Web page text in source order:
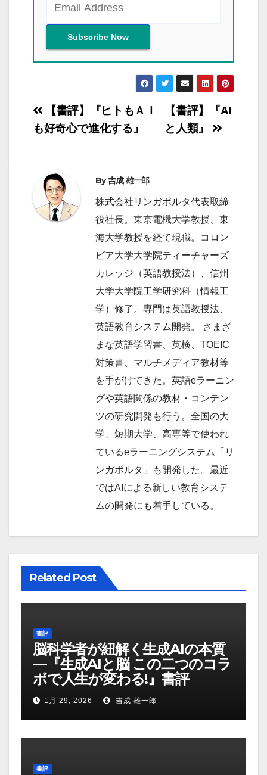
投
稿
ビ
ゲ
ー
【書評】『AI
と人類』
【書評】『ヒトもＡＩ
も好奇心で進化する』
By吉成 雄一郎
株式会社リンガポルタ代表取締
役社長。東京電機大学教授、東
海大学教授を経て現職。コロン
ビア大学大学院ティーチャーズ
カレッジ（英語教授法）、信州
大学大学院工学研究科（情報工
学）修了。専門は英語教授法、
英語教育システム開発。 さまざ
まな英語学習書、英検、TOEIC
対策書、マルチメディア教材等
を手がけてきた。英語eラーニン
グや英語関係の教材・コンテン
ツの研究開発も行う。全国の大
学、短期大学、高専等で使われ
ているeラーニングシステム「リ
ンガポルタ」も開発した。最近
ではAIによる新しい教育システ
ムの開発にも着手している。
Related Post
書評
脳科学者が紐解く生成AIの本質
—『生成AIと脳 この二つのコラ
ボで人生が変わる!』書評
1月 29, 2026 吉成 雄一郎
書評